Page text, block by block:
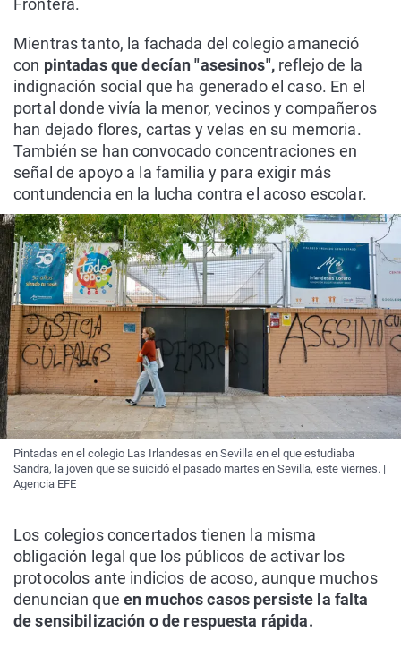
Frontera.
Mientras tanto, la fachada del colegio amaneció
con pintadas que decían "asesinos",reflejo de la
indignación social que ha generado el caso. En el
portal donde vivía la menor, vecinos y compañeros
han dejado flores, cartas y velas en su memoria.
También se han convocado concentraciones en
señal de apoyo a la familia y para exigir más
contundencia en la lucha contra el acoso escolar.
Pintadas en el colegio Las Irlandesas en Sevilla en el que estudiaba
Sandra, la joven que se suicidó el pasado martes en Sevilla, este viernes. |
Agencia EFE
Los colegios concertados tienen la misma
obligación legal que los públicos de activar los
protocolos ante indicios de acoso, aunque muchos
denuncian que en muchos casos persiste la falta
de sensibilización o de respuesta rápida.